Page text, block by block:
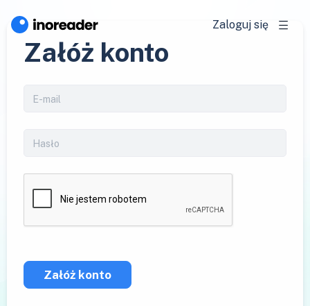
Zaloguj się
Załóż konto
Załóż konto